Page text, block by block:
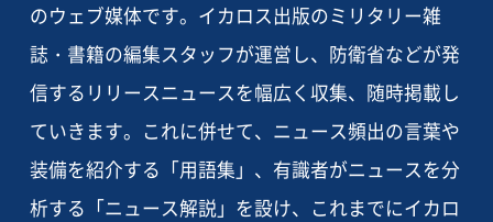
のウェブ媒体です。イカロス出版のミリタリー雑
誌・書籍の編集スタッフが運営し、防衛省などが発
信するリリースニュースを幅広く収集、随時掲載し
ていきます。これに併せて、ニュース頻出の言葉や
装備を紹介する「用語集」、有識者がニュースを分
析する「ニュース解説」を設け、これまでにイカロ